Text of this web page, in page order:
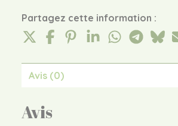
Partagez cette information :
Avis (0)
Avis